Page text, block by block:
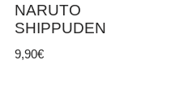
NARUTO
SHIPPUDEN
9,90€